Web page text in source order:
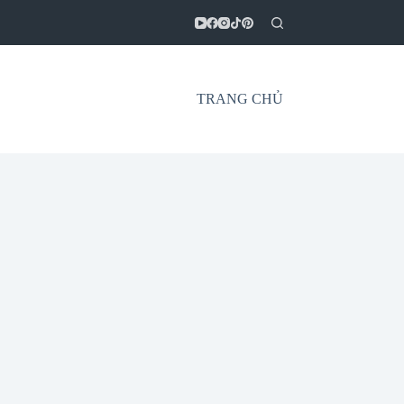
TRANG CHỦ